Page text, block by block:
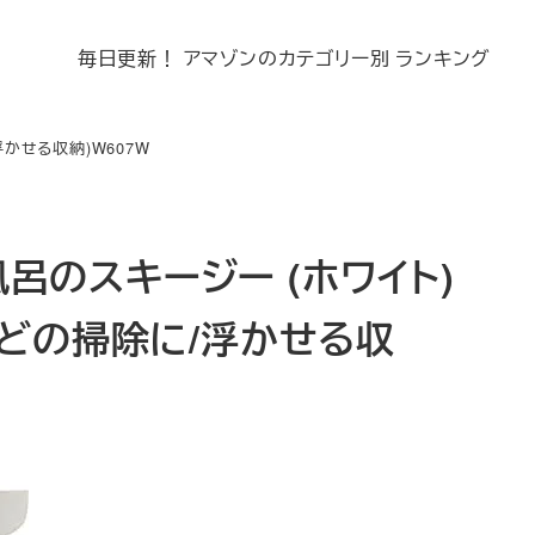
毎日更新！ アマゾンのカテゴリー別 ランキング
せる収納)W607W
のスキージー (ホワイト)
の掃除に/浮かせる収